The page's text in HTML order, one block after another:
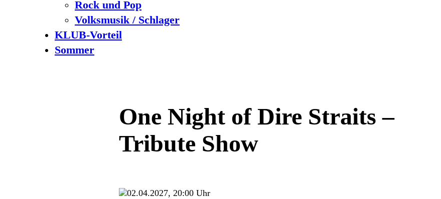
Rock und Pop
Volksmusik / Schlager
KLUB-Vorteil
Sommer
One Night of Dire Straits –
Tribute Show
02.04.2027, 20:00 Uhr